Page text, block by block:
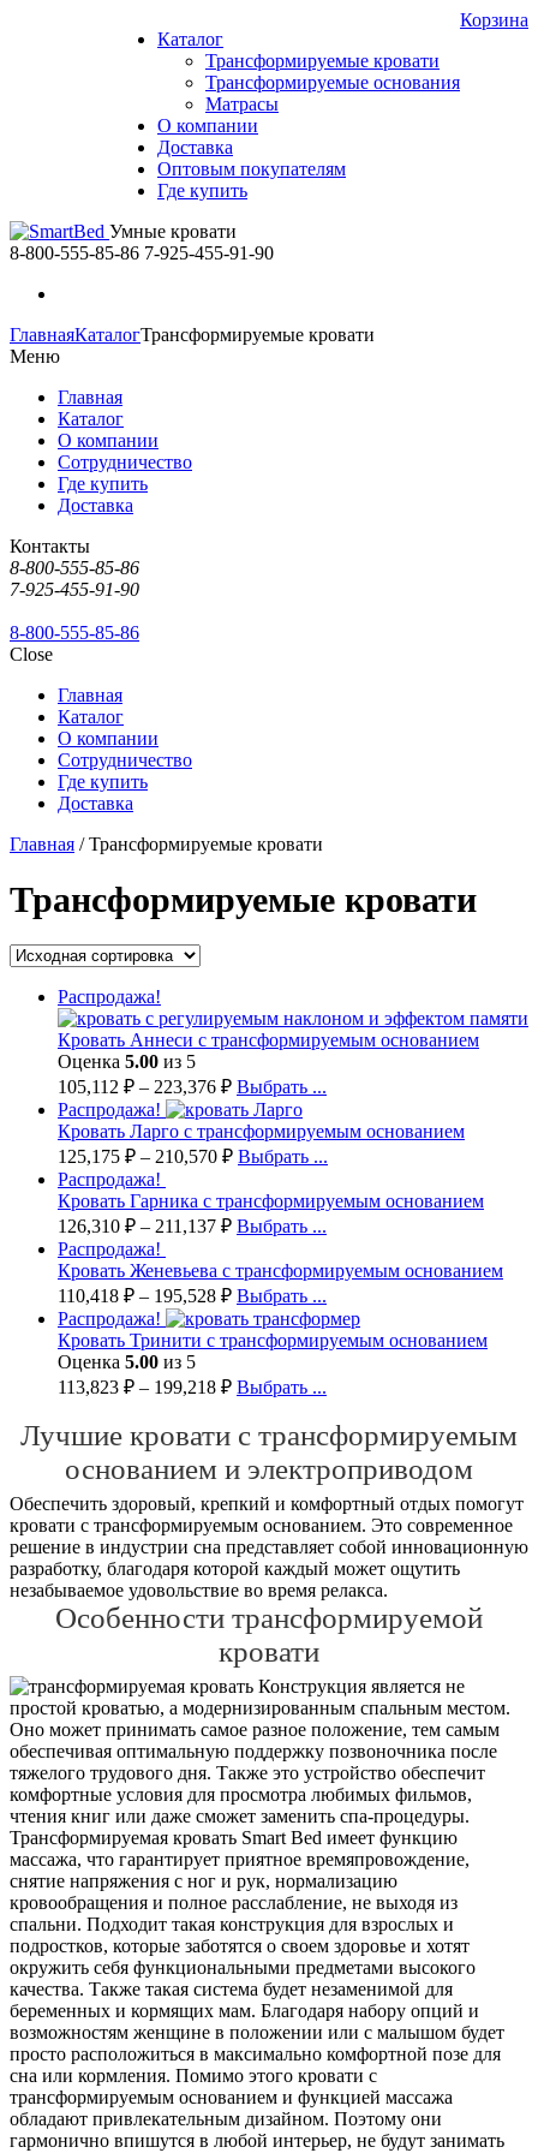
Каталог
Трансформируемые кровати
Трансформируемые основания
Матрасы
О компании
Доставка
Оптовым покупателям
Где купить
Корзина
Умные кровати
8-800-555-85-86 7-925-455-91-90
ГлавнаяКаталогТрансформируемые кровати
Меню
Главная
Каталог
О компании
Сотрудничество
Где купить
Доставка
Контакты
8-800-555-85-86
7-925-455-91-90
8-800-555-85-86
Close
Главная
Каталог
О компании
Сотрудничество
Где купить
Доставка
Главная / Трансформируемые кровати
Трансформируемые кровати
Распродажа!
Кровать Аннеси с трансформируемым основанием
Оценка 5.00 из 5
105,112 ₽ – 223,376 ₽ Выбрать ...
Распродажа!
Кровать Ларго с трансформируемым основанием
125,175 ₽ – 210,570 ₽ Выбрать ...
Распродажа!
Кровать Гарника с трансформируемым основанием
126,310 ₽ – 211,137 ₽ Выбрать ...
Распродажа!
Кровать Женевьева с трансформируемым основанием
110,418 ₽ – 195,528 ₽ Выбрать ...
Распродажа!
Кровать Тринити с трансформируемым основанием
Оценка 5.00 из 5
113,823 ₽ – 199,218 ₽ Выбрать ...
Лучшие кровати с трансформируемым
основанием и электроприводом
Обеспечить здоровый, крепкий и комфортный отдых помогут
кровати с трансформируемым основанием. Это современное
решение в индустрии сна представляет собой инновационную
разработку, благодаря которой каждый может ощутить
незабываемое удовольствие во время релакса.
Особенности трансформируемой
кровати
Конструкция является не
простой кроватью, а модернизированным спальным местом.
Оно может принимать самое разное положение, тем самым
обеспечивая оптимальную поддержку позвоночника после
тяжелого трудового дня. Также это устройство обеспечит
комфортные условия для просмотра любимых фильмов,
чтения книг или даже сможет заменить спа-процедуры.
Трансформируемая кровать Smart Bed имеет функцию
массажа, что гарантирует приятное времяпровождение,
снятие напряжения с ног и рук, нормализацию
кровообращения и полное расслабление, не выходя из
спальни. Подходит такая конструкция для взрослых и
подростков, которые заботятся о своем здоровье и хотят
окружить себя функциональными предметами высокого
качества. Также такая система будет незаменимой для
беременных и кормящих мам. Благодаря набору опций и
возможностям женщине в положении или с малышом будет
просто расположиться в максимально комфортной позе для
сна или кормления. Помимо этого кровати с
трансформируемым основанием и функцией массажа
обладают привлекательным дизайном. Поэтому они
гармонично впишутся в любой интерьер, не будут занимать